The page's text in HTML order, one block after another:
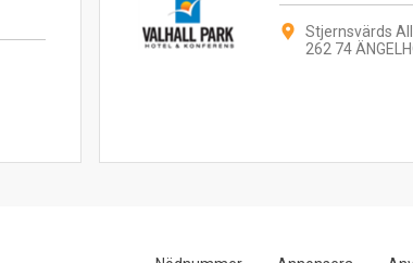
Stjernsvärds
262 74